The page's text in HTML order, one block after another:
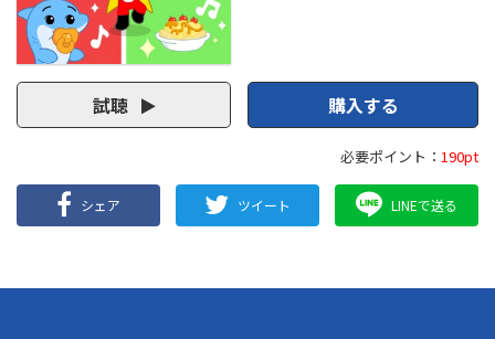
試聴 購入する
必要ポイント： 190pt
シェア ツイート LINEで送る